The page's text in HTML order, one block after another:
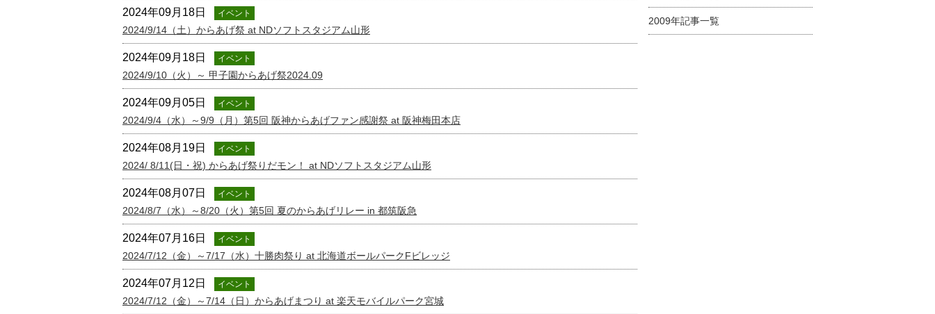
2024年09月18日
イベント
2024/9/14（土）からあげ祭 at NDソフトスタジアム山形
2024年09月18日
イベント
2024/9/10（火）～ 甲子園からあげ祭2024.09
2024年09月05日
イベント
2024/9/4（水）～9/9（月）第5回 阪神からあげファン感謝祭 at 阪神梅田本店
2024年08月19日
イベント
2024/ 8/11(日・祝) からあげ祭りだモン！ at NDソフトスタジアム山形
2024年08月07日
イベント
2024/8/7（水）～8/20（火）第5回 夏のからあげリレー in 都筑阪急
2024年07月16日
イベント
2024/7/12（金）～7/17（水）十勝肉祭り at 北海道ボールパークFビレッジ
2024年07月12日
イベント
2024/7/12（金）～7/14（日）からあげまつり at 楽天モバイルパーク宮城
2009年記事一覧